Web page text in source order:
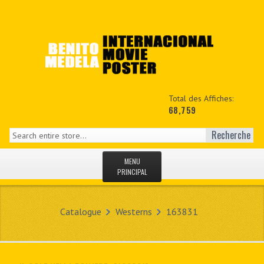
Total des Affiches:
68,759
Recherche
MENU
PRINCIPAL
MON COPTE
Catalogue Westerns 163831